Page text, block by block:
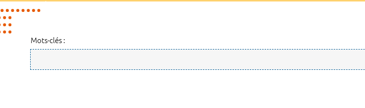
Mots-clés :